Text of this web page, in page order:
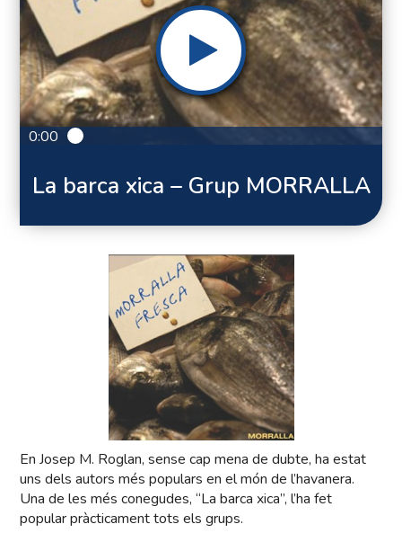
0:00
La barca xica – Grup MORRALLA
En Josep M. Roglan, sense cap mena de dubte, ha estat
uns dels autors més populars en el món de l’havanera.
Una de les més conegudes, “La barca xica”, l’ha fet
popular pràcticament tots els grups.